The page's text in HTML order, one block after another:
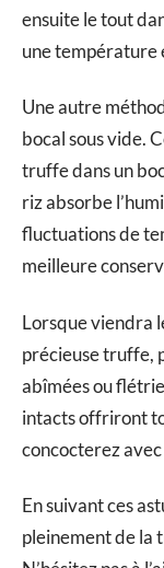
ensuite le tout
une température
Une autre
bocal sous vide.
truffe dans un
riz absorbe
fluctuations de
meilleure
Lorsque viendra
précieuse truffe,
abîmées ou
intacts offriront
concocterez
En suivant ces
pleinement de la